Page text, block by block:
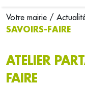
Votre mairie /
SAVOIRS-FAIRE
ATELIER
FAIRE